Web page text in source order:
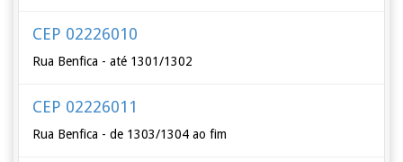
CEP 02226010
Rua Benfica - até 1301/1302
CEP 02226011
Rua Benfica - de 1303/1304 ao fim